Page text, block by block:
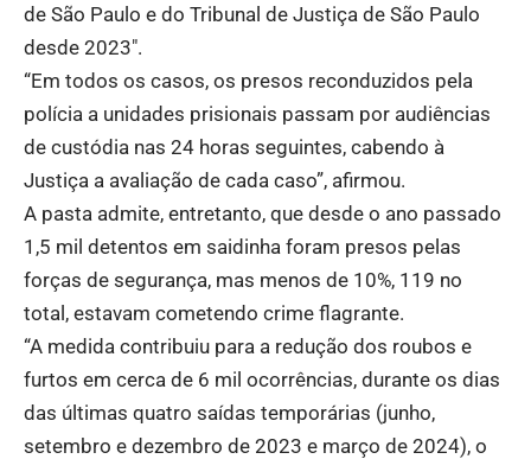
de São Paulo e do Tribunal de Justiça de São Paulo
desde 2023″.
“Em todos os casos, os presos reconduzidos pela
polícia a unidades prisionais passam por audiências
de custódia nas 24 horas seguintes, cabendo à
Justiça a avaliação de cada caso”, afirmou.
A pasta admite, entretanto, que desde o ano passado
1,5 mil detentos em saidinha foram presos pelas
forças de segurança, mas menos de 10%, 119 no
total, estavam cometendo crime flagrante.
“A medida contribuiu para a redução dos roubos e
furtos em cerca de 6 mil ocorrências, durante os dias
das últimas quatro saídas temporárias (junho,
setembro e dezembro de 2023 e março de 2024), o